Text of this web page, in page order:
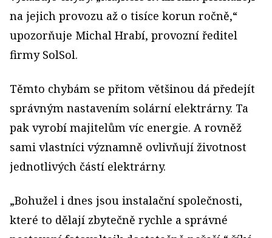
na jejich provozu až o tisíce korun ročně,“
upozorňuje Michal Hrabí, provozní ředitel
firmy SolSol.
Těmto chybám se přitom většinou dá předejít
správným nastavením solární elektrárny. Ta
pak vyrobí majitelům víc energie. A rovněž
sami vlastníci významně ovlivňují životnost
jednotlivých částí elektrárny.
„Bohužel i dnes jsou instalační společnosti,
které to dělají zbytečně rychle a správné